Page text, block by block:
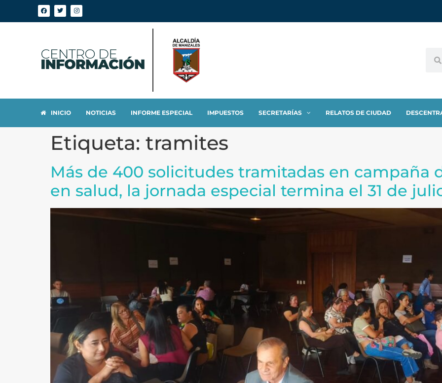
INICIO NOTICIAS INFORME ESPECIAL IMPUESTOS SECRETARÍAS RELATOS DE CIUDAD
Etiqueta: tramites
Más de 400 solicitudes tramitadas en campaña
en salud, la jornada especial termina el 31 de